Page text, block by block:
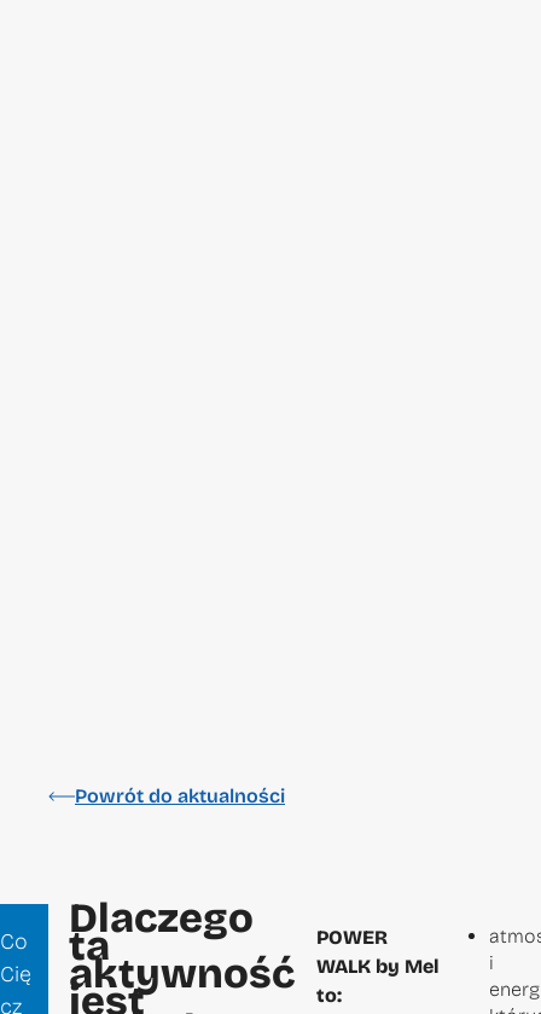
Powrót do aktualności
Co
Cię
cz
Dlaczego
ta
aktywność
jest
POWER
WALK by Mel
to:
i